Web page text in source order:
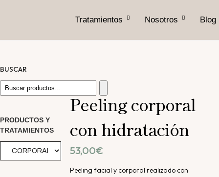
Tratamientos
NUEVO
Nosotros Blog
BUSCAR
PRODUCTOS Y
TRATAMIENTOS
Peeling corporal
con hidratación
53,00€
Peeling facial y corporal realizado con